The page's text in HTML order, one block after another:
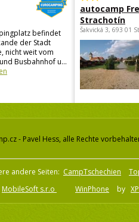
befindet
der Stadt
nicht weit vom
Busbahnhof u...
autocamp
Strachotín
Šakvická 3, 693 01
- Pavel Hess, alle Rechte
andere Seiten: CampTschechien
MobileSoft s.r.o WinPhone by